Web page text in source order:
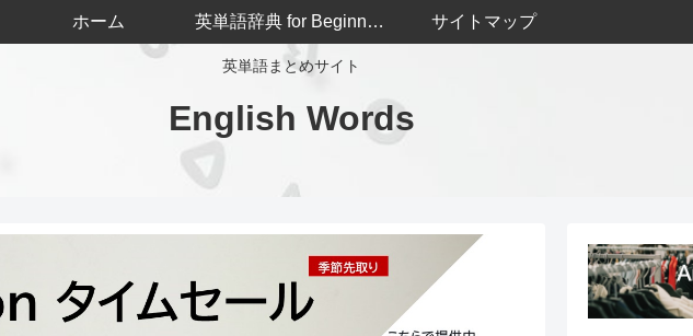
英単語まとめサイト
English Words
ホーム 英単語辞典 for Beginners サイトマップ